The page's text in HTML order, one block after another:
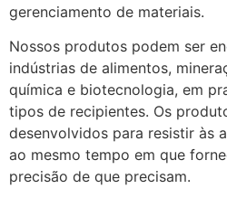
gerenciamento de materiais.
Nossos produtos podem ser
indústrias de alimentos,
química e biotecnologia, em
tipos de recipientes. Os
desenvolvidos para resistir às
ao mesmo tempo em que
precisão de que precisam.